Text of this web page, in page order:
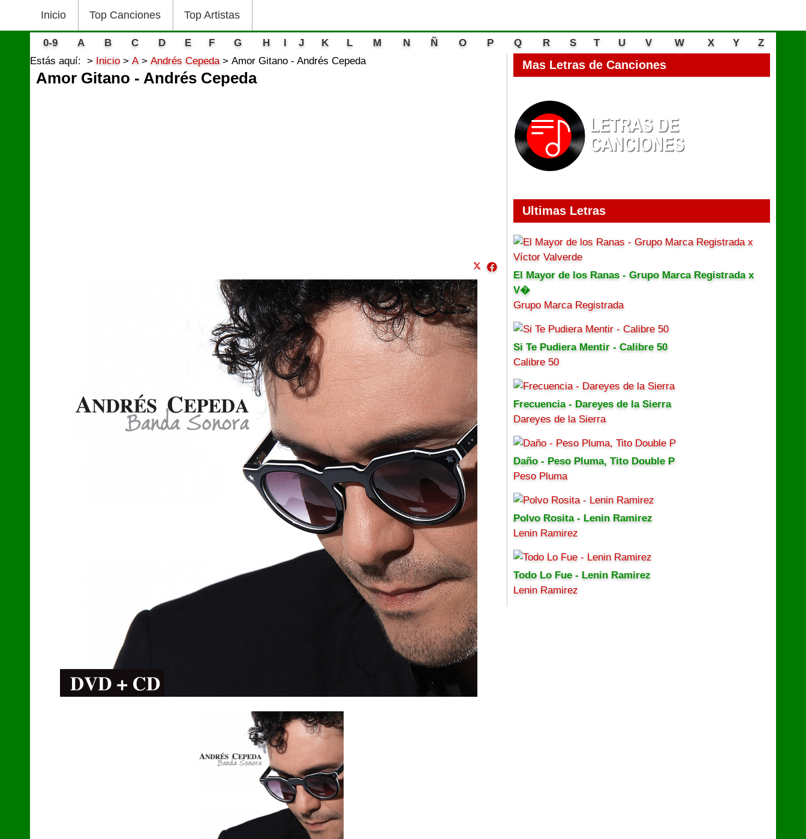
Inicio Top Canciones Top Artistas
0-9 A B C D E F G H I J K L M N Ñ O P Q R S T U V W X Y
Z
Estás aquí:
Inicio A Andrés Cepeda Amor Gitano - Andrés Cepeda
Amor Gitano - Andrés Cepeda
Mas Letras de Canciones
Ultimas Letras
El Mayor de los Ranas - Grupo Marca Registrada x
V�
Grupo Marca Registrada
Si Te Pudiera Mentir - Calibre 50
Calibre 50
Frecuencia - Dareyes de la Sierra
Dareyes de la Sierra
Daño - Peso Pluma, Tito Double P
Peso Pluma
Polvo Rosita - Lenin Ramirez
Lenin Ramirez
Todo Lo Fue - Lenin Ramirez
Lenin Ramirez